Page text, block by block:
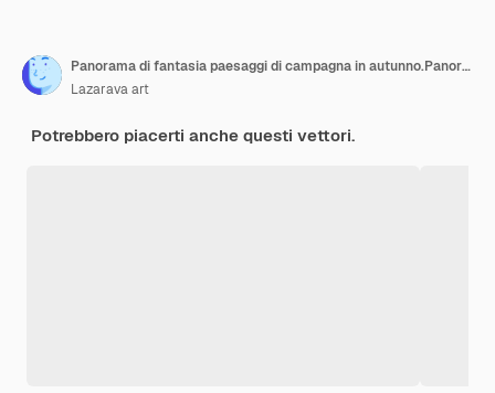
Panorama di fantasia paesaggi di campagna in autunno.Panoramica di metà autunno con campo agricolo, fiume.
Lazarava art
Potrebbero piacerti anche questi vettori.